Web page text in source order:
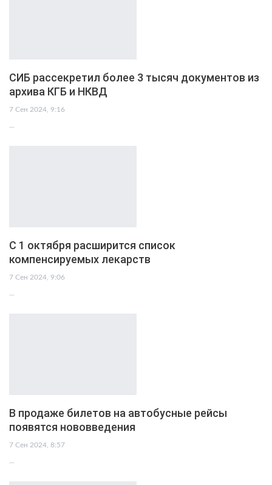
СИБ рассекретил более 3 тысяч документов из
архива КГБ и НКВД
7 Сен 2024, 9:16
С 1 октября расширится список
компенсируемых лекарств
7 Сен 2024, 9:06
…
В продаже билетов на автобусные рейсы
появятся нововведения
7 Сен 2024, 8:57
…